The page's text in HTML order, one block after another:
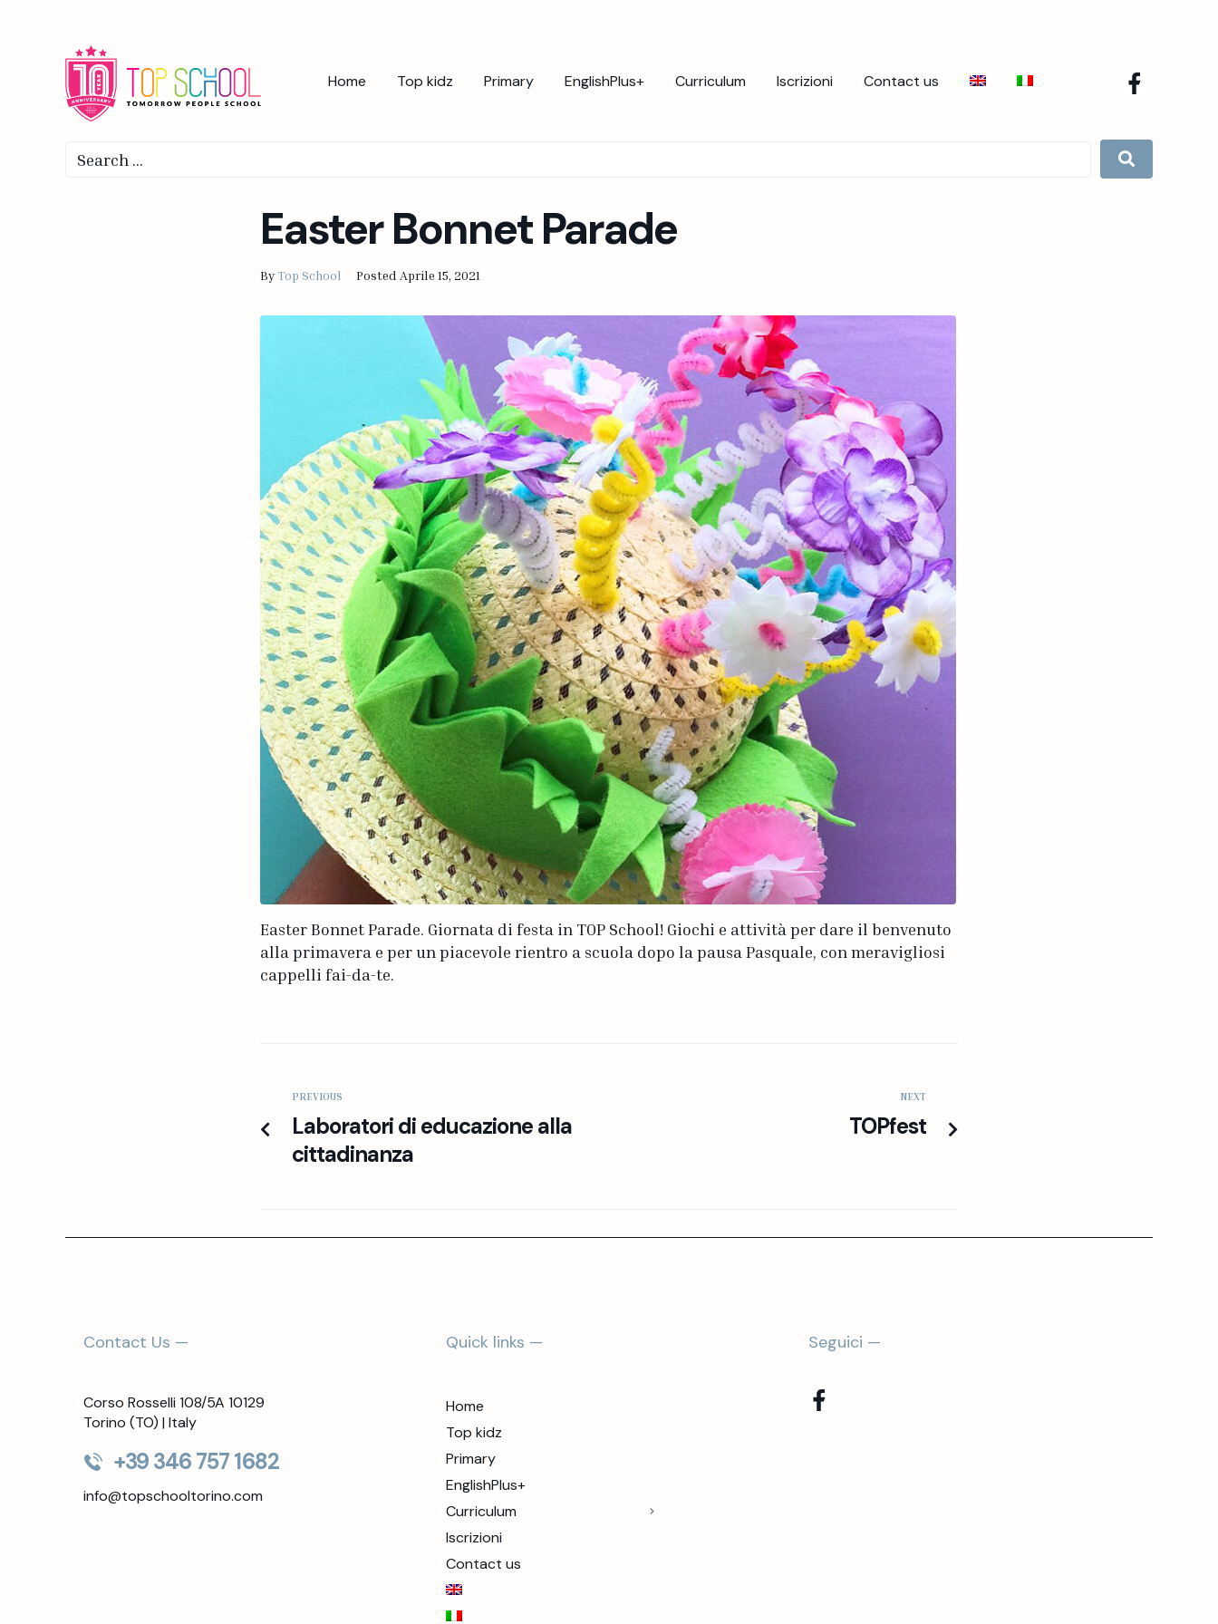
Home Top kidz Primary EnglishPlus+ Curriculum Iscrizioni Contact us
Easter Bonnet Parade
ByTop School Posted Aprile 15, 2021
Easter Bonnet Parade. Giornata di festa in TOP School! Giochi e attività per dare il benvenuto
alla primavera e per un piacevole rientro a scuola dopo la pausa Pasquale, con meravigliosi
cappelli fai-da-te.
PREVIOUS
Laboratori di educazione alla
cittadinanza
NEXT
TOPfest
Contact Us —
Corso Rosselli 108/5A 10129
Torino (TO) | Italy
+39 346 757 1682
info@topschooltorino.com
Quick links —
Home
Top kidz
Primary
EnglishPlus+
Curriculum
Iscrizioni
Contact us
Seguici —